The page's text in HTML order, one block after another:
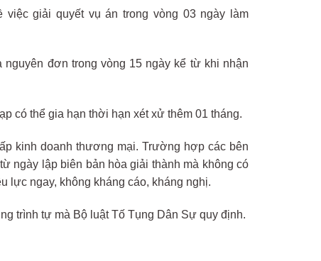
giải quyết vụ án trong vòng 03 ngày làm
đơn trong vòng 15 ngày kể từ khi nhận
có thể gia hạn thời hạn xét xử thêm 01 tháng.
kinh doanh thương mại. Trường hợp các bên
ngày lập biên bản hòa giải thành mà không có
lực ngay, không kháng cáo, kháng nghị.
trình tự mà Bộ luật Tố Tụng Dân Sự quy định.